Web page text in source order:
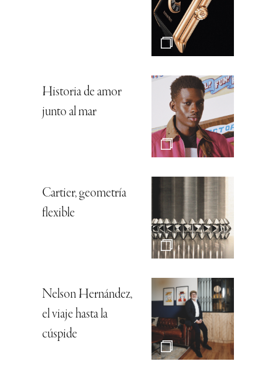
Historia de amor
junto al mar
Cartier, geometría
flexible
Nelson Hernández,
el viaje hasta la
cúspide